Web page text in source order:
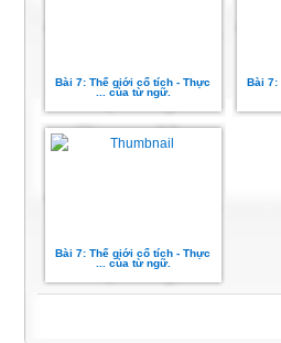
Ý nghĩa
Bài 7: Thế giới cổ tích - Thực
... của từ ngữ.
Bài 7:
Bài 7: Thế giới cổ tích - Thực
... của từ ngữ.